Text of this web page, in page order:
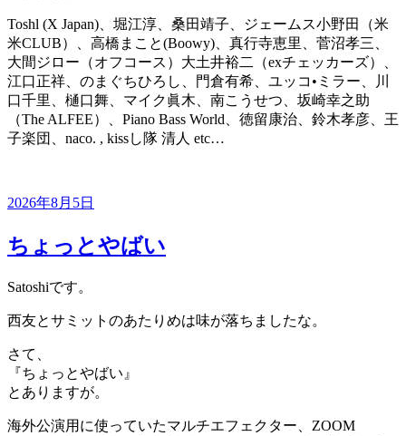
Toshl (X Japan)、堀江淳、桑田靖子、ジェームス小野田（米
米CLUB）、高橋まこと(Boowy)、真行寺恵里、菅沼孝三、
大間ジロー（オフコース）大土井裕二（exチェッカーズ）、
江口正祥、のまぐちひろし、門倉有希、ユッコ•ミラー、川
口千里、樋口舞、マイク眞木、南こうせつ、坂崎幸之助
（The ALFEE）、Piano Bass World、徳留康治、鈴木孝彦、王
子楽団、naco. , kissし隊 清人 etc…
投
日:
2026年8月5日
ちょっとやばい
Satoshiです。
西友とサミットのあたりめは味が落ちましたな。
さて、
『ちょっとやばい』
とありますが。
海外公演用に使っていたマルチエフェクター、ZOOM